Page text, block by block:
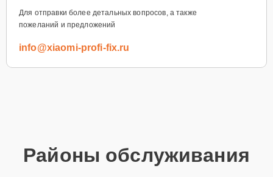
Для отправки более детальных вопросов, а также
пожеланий и предложений
info@xiaomi-profi-fix.ru
Районы обслуживания